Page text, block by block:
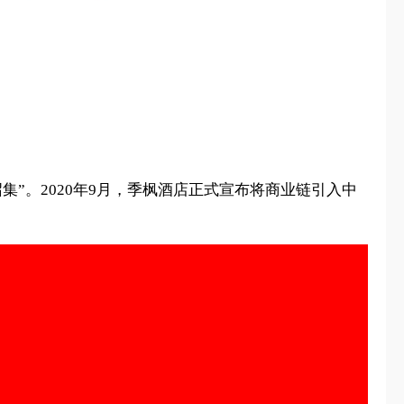
”。2020年9月，季枫酒店正式宣布将商业链引入中